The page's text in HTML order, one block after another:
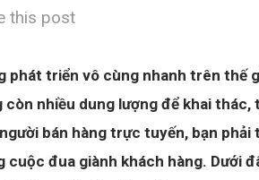
this post
phát triển vô cùng nhanh trên thế
nhiều dung lượng để khai thác,
bán hàng trực tuyến, bạn
đua giành khách hàng. Dưới